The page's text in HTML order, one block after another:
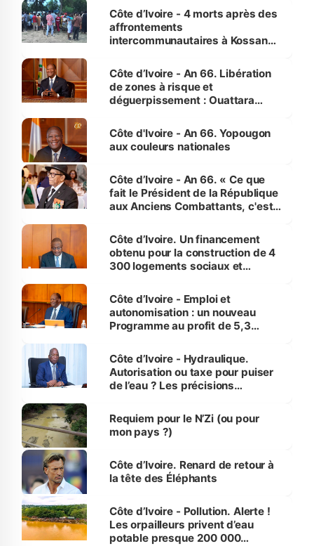
générations futures »
Côte d’Ivoire - 4 morts après des
affrontements
intercommunautaires à Kossandji
milieu des sinistrés
Côte d’Ivoire - An 66. Libération
de zones à risque et
déguerpissement : Ouattara
l'Etat de droit pour préserver les
vies humaines »
Côte d'Ivoire - An 66. Yopougon
aux couleurs nationales
Côte d’Ivoire - An 66. « Ce que
fait le Président de la République
aux Anciens Combattants, c'est
Côte d’Ivoire. Un financement
obtenu pour la construction de 4
300 logements sociaux et
et Yamoussoukro
Côte d’Ivoire - Emploi et
autonomisation : un nouveau
Programme au profit de 5,3
Côte d’Ivoire - Hydraulique.
Autorisation ou taxe pour puiser
de l’eau ? Les précisions
Requiem pour le N’Zi (ou pour
mon pays ?)
Côte d’Ivoire. Renard de retour à
la tête des Éléphants
Côte d’Ivoire - Pollution. Alerte !
Les orpailleurs privent d’eau
potable presque 200 000